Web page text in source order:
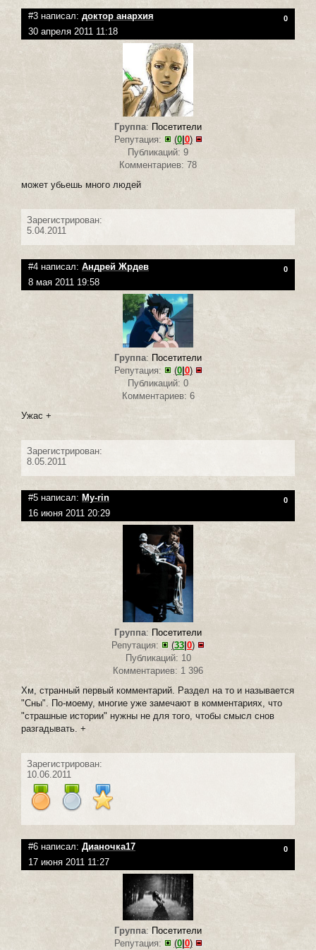
#3 написал: доктор анархия 0
30 апреля 2011 11:18
Группа: Посетители
Репутация:
(0| 0)
Публикаций: 9
Комментариев: 78
может убьешь много людей
Зарегистрирован:
5.04.2011
#4 написал: Андрей Жрдев 0
8 мая 2011 19:58
Группа: Посетители
Репутация:
(0|0)
Публикаций: 0
Комментариев: 6
Ужас +
Зарегистрирован:
8.05.2011
#5 написал: My-rin 0
16 июня 2011 20:29
Группа: Посетители
Репутация:
(33|0)
Публикаций: 10
Комментариев: 1 396
Хм, странный первый комментарий. Раздел на то и называется
"Сны". По-моему, многие уже замечают в комментариях, что
"страшные истории" нужны не для того, чтобы смысл снов
разгадывать. +
Зарегистрирован:
10.06.2011
#6 написал: Дианочка17 0
17 июня 2011 11:27
Группа: Посетители
Репутация:
(0| 0)